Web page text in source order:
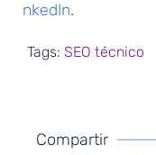
nkedIn.
Tags: SEO técnico
Compartir